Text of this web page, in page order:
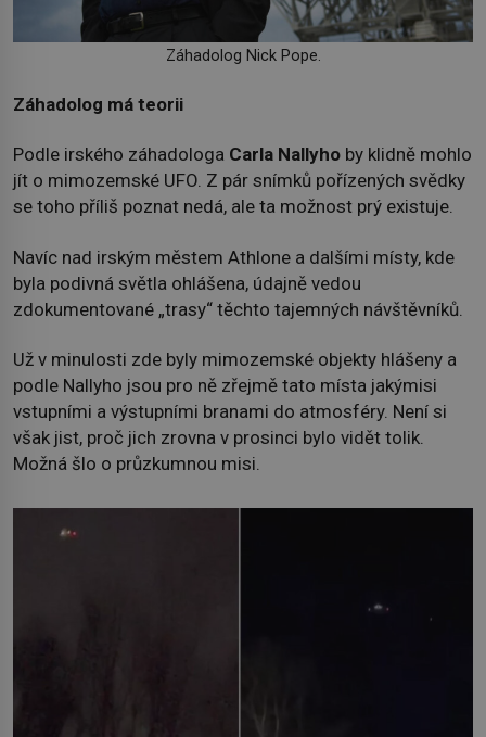
Záhadolog Nick Pope.
Záhadolog má teorii
Podle irského záhadologa Carla Nallyho by klidně mohlo
jít o mimozemské UFO. Z pár snímků pořízených svědky
se toho příliš poznat nedá, ale ta možnost prý existuje.
Navíc nad irským městem Athlone a dalšími místy, kde
byla podivná světla ohlášena, údajně vedou
zdokumentované „trasy“ těchto tajemných návštěvníků.
Už v minulosti zde byly mimozemské objekty hlášeny a
podle Nallyho jsou pro ně zřejmě tato místa jakýmisi
vstupními a výstupními branami do atmosféry. Není si
však jist, proč jich zrovna v prosinci bylo vidět tolik.
Možná šlo o průzkumnou misi.